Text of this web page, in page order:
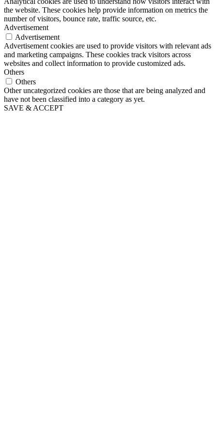
the website. These cookies help provide information on metrics the
number of visitors, bounce rate, traffic source, etc.
Advertisement
Advertisement
Advertisement cookies are used to provide visitors with relevant ads
and marketing campaigns. These cookies track visitors across
websites and collect information to provide customized ads.
Others
Others
Other uncategorized cookies are those that are being analyzed and
have not been classified into a category as yet.
SAVE & ACCEPT